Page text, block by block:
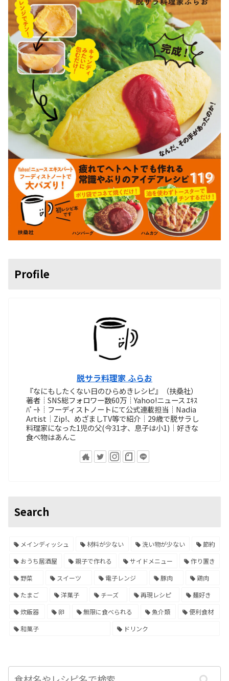
Profile
脱サラ料理家 ふらお
『なにもしたくない日のひらめきレシピ』（扶桑社）
著者┊SNS総フォロワー数60万┊Yahoo!ニュース ｴｷｽ
ﾊﾟｰﾄ┊フーディストノートにて公式連載担当┊Nadia
Artist┊Zip!、めざましTV等で紹介┊29歳で脱サラし
料理家になった1児の父(今31才、息子は小1)┊好きな
食べ物はあんこ
Search
メインディッシュ 材料が少ない 洗い物が少ない
節約
おうち居酒屋
親子で作れる サイドメニュー
作り置き
野菜
スイーツ 電子レンジ 豚肉
鶏肉
たまご
洋菓子 チーズ 再現レシピ
麺好き
炊飯器
卵 無限に食べられる 魚介類
便利食材
和菓子
ドリンク